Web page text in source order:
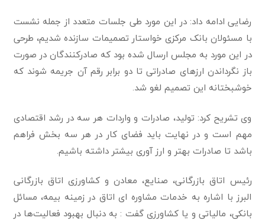
رضایی ادامه داد: در این مورد طی جلسات متعدد از جمله نشست
با مسئولان بانک مرکزی خواستار تصمیمات سازنده شدیم، طرحی
در این مورد به مجلس ارسال شده بود که صادرکنندگان در صورت
باز نگرداندن ارزهای صادراتی تا دو برابر رقم آن جریمه شوند که
خوشبختانه این تصمیم لغو شد.
وی تشریح کرد: تولید، صادرات و واردات هر سه در رشد اقتصادی
مهم است و در نهایت باید فضای کار در هر سه بخش فراهم
باشد تا صادرات بهتر و ارز آوری بیشتر داشته باشیم.
رئیس اتاق بازرگانی، صنایع، معادن و کشاورزی اتاق بازرگانی
البرز با اشاره به خدمات مشاوره ای اتاق در زمینه بیمه، مسائل
بانکی، مالیاتی و یا کشاورزی گفت : به دنبال بهبود فعالیت‌ها در